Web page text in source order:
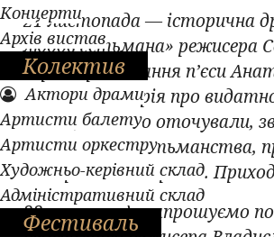
Концерти
Архів вистав
Колектив
Актори драми
Артисти балету
Артисти оркестру
Художньо-керівний склад
Адміністративний склад
Фестиваль
21 листопада — історична
любов гетьмана» режисера
першопрочитання п’єси
«ожила» історія про
людей, які його оточували,
за часів його гетьманства,
Мотрі та до України.
22 листопада запрошуємо